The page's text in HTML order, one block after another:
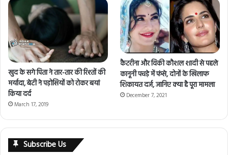
खुद के सगे पिता ने तार-तार की रिश्तों की
मर्यादा, बेटी ने पड़ोसियों को रोकर बयां
किया दर्द
March 17, 2019
कैटरीना और विकी कौशल शादी से पहले
कानूनी पचड़े में फंसे, दोनों के खिलाफ
शिकायत दर्ज, जानिए क्या है पूरा मामला
December 7, 2021
Subscribe Us